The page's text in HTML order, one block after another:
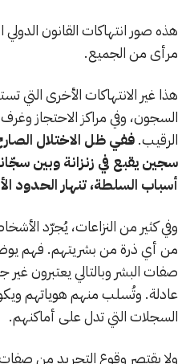
هذه صور انتهاكات القانون الدولي
مرأى من الجميع.
هذا غير الانتهاكات الأخرى التي
السجون، وفي مراكز الاحتجاز
الرقيب.ففي ظل الاختلال
سجين يقبع في زنزانة وبين
أسباب السلطة، تنهار الحدود
وفي كثير من النزاعات، يُجرّد
من أي ذرة من بشريتهم. فهم
صفات البشر وبالتالي يعتبرون
عادلة. وتُسلب منهم هوياتهم
السجلات التي تدل على أماكنهم.
ولا يقتصر وقوع التجريد من صفات